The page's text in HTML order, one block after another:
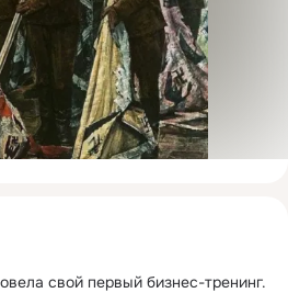
свой первый бизнес-тренинг.